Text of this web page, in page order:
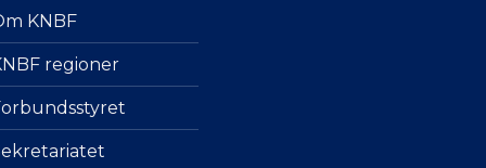
KNBF
regioner